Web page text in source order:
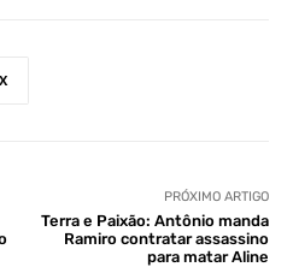
X
PRÓXIMO ARTIGO
Terra e Paixão: Antônio manda
Ramiro contratar assassino
para matar Aline